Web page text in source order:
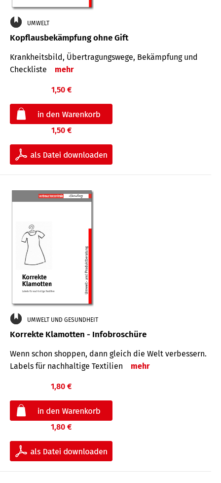
UMWELT
Kopflausbekämpfung ohne Gift
Krankheits­bild, Übertra­gungs­wege, Bekämpfung und
Check­liste
mehr
1,50 €
1,50 €
UMWELT UND GESUNDHEIT
Korrekte Klamotten - Infobroschüre
Wenn schon shoppen, dann gleich die Welt verbessern.
Labels für nachhaltige Textilien
mehr
1,80 €
1,80 €